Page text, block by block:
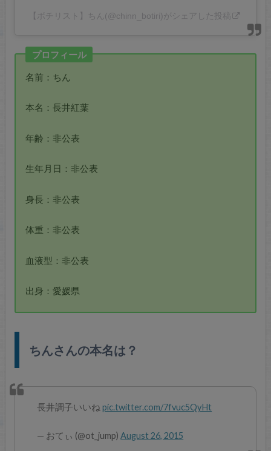
【ボチリスト】ちん(@chinn_botiri)がシェアした投稿
プロフィール
名前：ちん
本名：長井紅葉
年齢：非公表
生年月日：非公表
身長：非公表
体重：非公表
血液型：非公表
出身：愛媛県
ちんさんの本名は？
長井調子いいねpic.twitter.com/7fvuc5QyHt
— おてぃ (@ot_jump)August 26, 2015